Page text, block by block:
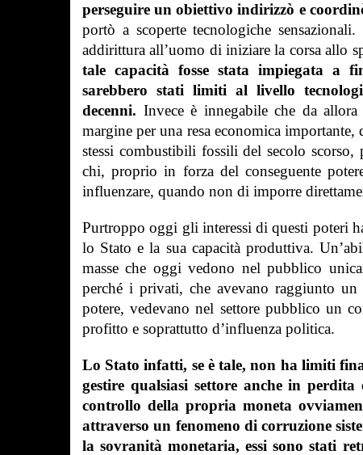
perseguire un obiettivo indirizzò e
portò a scoperte tecnologiche
addirittura all’uomo di iniziare la corsa allo
tale capacità fosse stata impiegata a
sarebbero stati limiti al livello
decenni. Invece è innegabile che da
margine per una resa economica importante,
stessi combustibili fossili del secolo scorso,
chi, proprio in forza del conseguente
influenzare, quando non di imporre
Purtroppo oggi gli interessi di questi poteri
lo Stato e la sua capacità produttiva.
masse che oggi vedono nel pubblico
perché i privati, che avevano raggiunto
potere, vedevano nel settore pubblico un
profitto e soprattutto d’influenza politica.
Lo Stato infatti, se è tale, non ha limiti
gestire qualsiasi settore anche in
controllo della propria moneta
attraverso un fenomeno di corruzione
la sovranità monetaria, essi sono stati